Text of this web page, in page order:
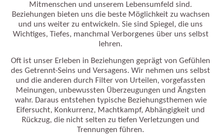
Mitmenschen und unserem Lebensumfeld sind.
Beziehungen bieten uns die beste Möglichkeit zu wachsen
und uns weiter zu entwickeln. Sie sind Spiegel, die uns
Wichtiges, Tiefes, manchmal Verborgenes über uns selbst
lehren.
Oft ist unser Erleben in Beziehungen geprägt von Gefühlen
des Getrennt-Seins und Versagens. Wir nehmen uns selbst
und die anderen durch Filter von Urteilen, vorgefassten
Meinungen, unbewussten Überzeugungen und Ängsten
wahr. Daraus entstehen typische Beziehungsthemen wie
Eifersucht, Konkurrenz, Machtkampf, Abhängigkeit und
Rückzug, die nicht selten zu tiefen Verletzungen und
Trennungen führen.